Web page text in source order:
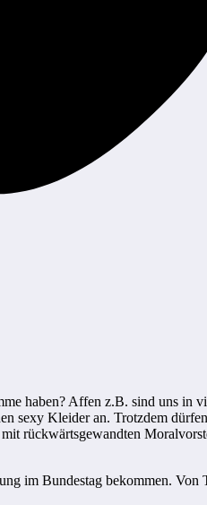
haben? Affen z.B. sind uns in
sexy Kleider an. Trotzdem
rückwärtsgewandten
im Bundestag bekommen. Von